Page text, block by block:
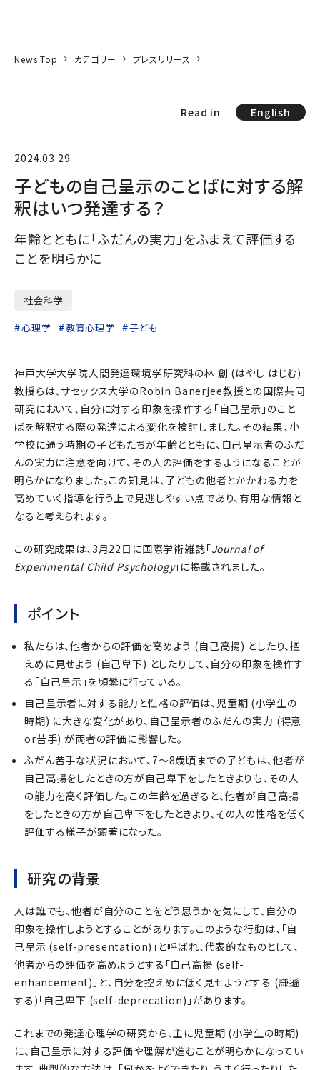
News Top カテゴリー プレスリリース
Read in English
2024.03.29
子どもの自己呈示のことばに対する解
釈はいつ発達する？
年齢とともに「ふだんの実力」をふまえて評価する
ことを明らかに
社会科学
心理学
教育心理学 子ども
神戸大学大学院人間発達環境学研究科の林 創 (はやし はじむ)
教授らは、サセックス大学のRobin Banerjee教授との国際共同
研究において、自分に対する印象を操作する「自己呈示」のこと
ばを解釈する際の発達による変化を検討しました。その結果、小
学校に通う時期の子どもたちが年齢とともに、自己呈示者のふだ
んの実力に注意を向けて、その人の評価をするようになることが
明らかになりました。この知見は、子どもの他者とかかわる力を
高めていく指導を行う上で見逃しやすい点であり、有用な情報と
なると考えられます。
この研究成果は、3月22日に国際学術雑誌「Journal of
Experimental Child Psychology」に掲載されました。
ポイント
私たちは、他者からの評価を高めよう (自己高揚) としたり、控
えめに見せよう (自己卑下) としたりして、自分の印象を操作す
る「自己呈示」を頻繁に行っている。
自己呈示者に対する能力と性格の評価は、児童期 (小学生の
時期) に大きな変化があり、自己呈示者のふだんの実力 (得意
or苦手) が両者の評価に影響した。
ふだん苦手な状況において、7～8歳頃までの子どもは、他者が
自己高揚をしたときの方が自己卑下をしたときよりも、その人
の能力を高く評価した。この年齢を過ぎると、他者が自己高揚
をしたときの方が自己卑下をしたときより、その人の性格を低く
評価する様子が顕著になった。
研究の背景
人は誰でも、他者が自分のことをどう思うかを気にして、自分の
印象を操作しようとすることがあります。このような行動は、「自
己呈示 (self-presentation)」と呼ばれ、代表的なものとして、
他者からの評価を高めようとする「自己高揚 (self-
enhancement)」と、自分を控えめに低く見せようとする (謙遜
する)「自己卑下 (self-deprecation)」があります。
これまでの発達心理学の研究から、主に児童期 (小学生の時期)
に、自己呈示に対する評価や理解が進むことが明らかになってい